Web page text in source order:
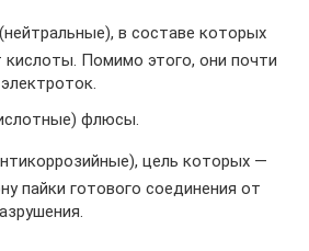
в составе которых
кислоты. Помимо этого, они почти
флюсы.
цель которых —
пайки готового соединения от